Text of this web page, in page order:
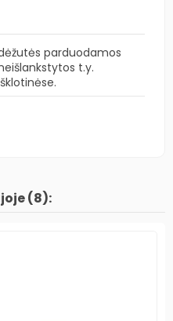
parduodamos
t.y.
(8):